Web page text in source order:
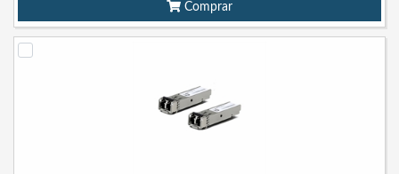
Comprar